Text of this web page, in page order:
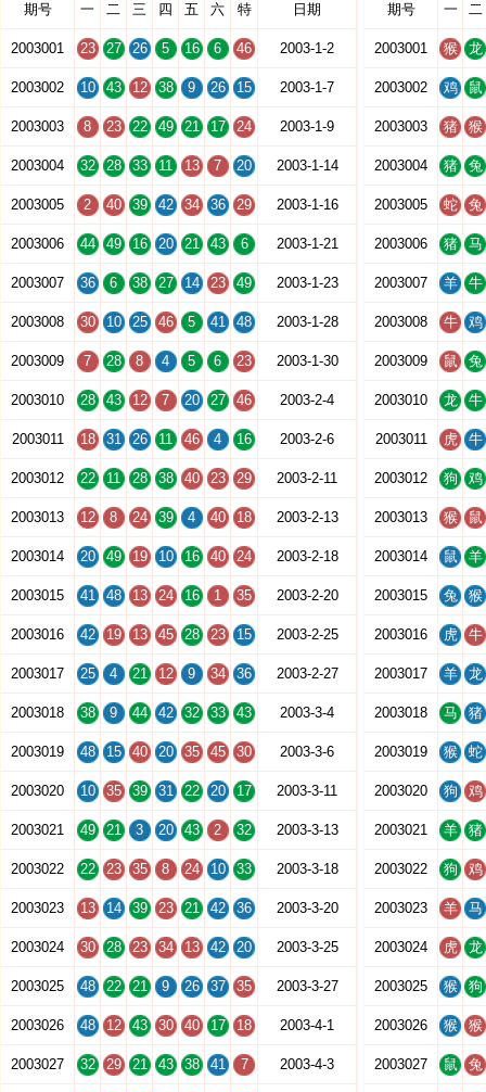
期号 一 二 三 四 五 六 特 日期
2003001 23 27 26 5 16 6 46 2003-1-2
2003002 10 43 12 38 9 26 15 2003-1-7
2003003 8 23 22 49 21 17 24 2003-1-9
2003004 32 28 33 11 13 7 20 2003-1-14
2003005 2 40 39 42 34 36 29 2003-1-16
2003006 44 49 16 20 21 43 6 2003-1-21
2003007 36 6 38 27 14 23 49 2003-1-23
2003008 30 10 25 46 5 41 48 2003-1-28
2003009 7 28 8 4 5 6 23 2003-1-30
2003010 28 43 12 7 20 27 46 2003-2-4
2003011 18 31 26 11 46 4 16 2003-2-6
2003012 22 11 28 38 40 23 29 2003-2-11
2003013 12 8 24 39 4 40 18 2003-2-13
2003014 20 49 19 10 16 40 24 2003-2-18
2003015 41 48 13 24 16 1 35 2003-2-20
2003016 42 19 13 45 28 23 15 2003-2-25
2003017 25 4 21 12 9 34 36 2003-2-27
2003018 38 9 44 42 32 33 43 2003-3-4
2003019 48 15 40 20 35 45 30 2003-3-6
2003020 10 35 39 31 22 20 17 2003-3-11
2003021 49 21 3 20 43 2 32 2003-3-13
2003022 22 23 35 8 24 10 33 2003-3-18
2003023 13 14 39 23 21 42 36 2003-3-20
2003024 30 28 23 34 13 42 20 2003-3-25
2003025 48 22 21 9 26 37 35 2003-3-27
2003026 48 12 43 30 40 17 18 2003-4-1
2003027 32 29 21 43 38 41 7 2003-4-3
期号 一 二
2003001 猴 龙
2003002 鸡 鼠
2003003 猪 猴
2003004 猪 兔
2003005 蛇 兔
2003006 猪 马
2003007 羊 牛
2003008 牛 鸡
2003009 鼠 兔
2003010 龙 牛
2003011 虎 牛
2003012 狗 鸡
2003013 猴 鼠
2003014 鼠 羊
2003015 兔 猴
2003016 虎 牛
2003017 羊 龙
2003018 马 猪
2003019 猴 蛇
2003020 狗 鸡
2003021 羊 猪
2003022 狗 鸡
2003023 羊 马
2003024 虎 龙
2003025 猴 狗
2003026 猴 猴
2003027 鼠 兔